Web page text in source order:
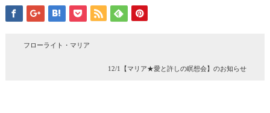
フローライト・マリア
12/1【マリア★愛と許しの瞑想会】のお知らせ